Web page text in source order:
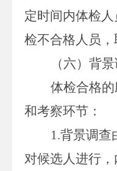
定时间内体检
检不合格人员，
（六）背
体检合格
和考察环节：
1.背景调查
对候选人进行